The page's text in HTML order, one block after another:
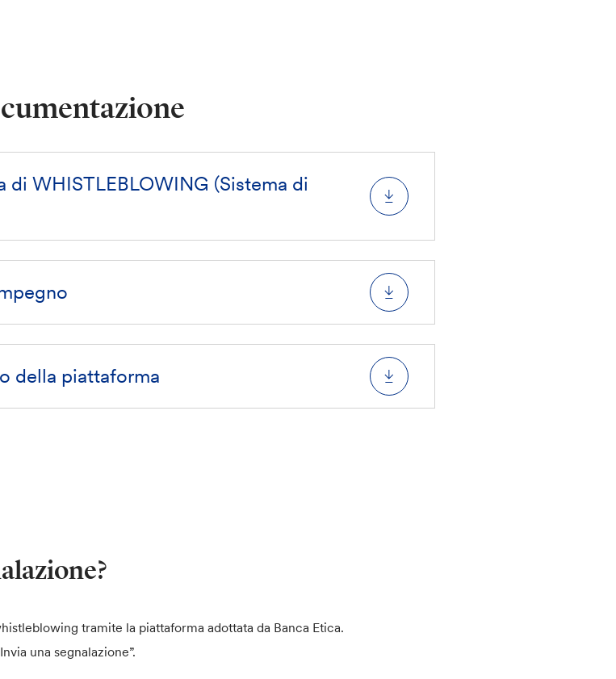
di WHISTLEBLOWING (Sistema di
della piattaforma
tramite la piattaforma adottata da Banca Etica.
una segnalazione”.